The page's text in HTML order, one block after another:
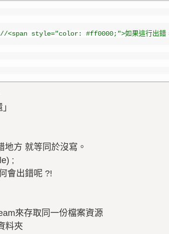
//<span style="color: #ff0000;">如果這行出錯，
方 就等同於沒寫。
;
會出錯呢 ?!
來存取同一份檔案資源
料夾